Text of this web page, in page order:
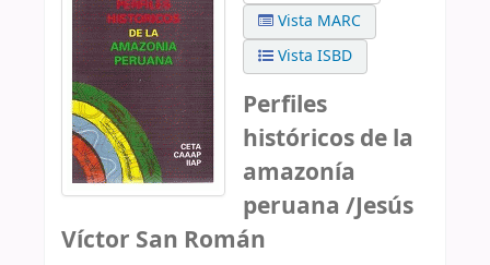
Vista MARC
Vista ISBD
Perfiles
históricos de la
amazonía
peruana /Jesús
Víctor San Román